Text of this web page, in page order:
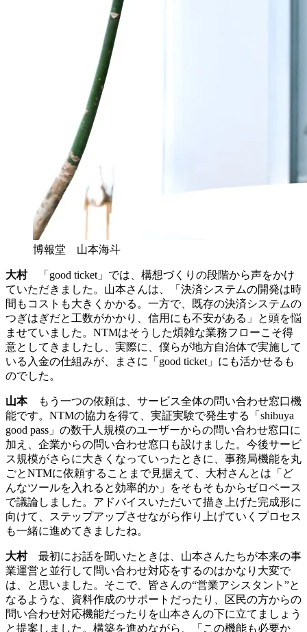
博報堂 山本海斗
大村「good ticket」では、構想づくりの段階から声をかけ
ていただきました。山本さんは、「決済システムの開発は時
間もコストも大きくかかる。一方で、既存の決済システムの
つぎはぎだと工数がかかり、信用にも不安がある」と頭を悩
ませていました。NTMはそうした煩雑な業務フローこそ得
意としてきましたし、実際に、僕らが地方自治体で実施して
いる入金の仕組みが、まさに「good ticket」にも活かせるも
のでした。
山本もう一つの依頼は、サービス全体の問い合わせ窓口機
能です。NTMの協力を得て、実証実験で発生する「shibuya
good pass」の数千人規模のユーザーからの問い合わせ窓口に
加え、企業からの問い合わせ窓口も設けました。今後サービ
ス規模がさらに大きくなっていったときに、事務局機能を丸
ごとNTMに依頼することまで見据えて、大村さんとは「ど
んなツールを入れると効率的か」をそもそもからゼロベース
で議論しました。アドバイスいただいて描き上げた完成形に
向けて、ステップアップさせながら作り上げていくプロセス
も一緒に進めてきましたね。
大村最初にお話を聞いたときは、山本さんたちが本来の事
業運営と並行して問い合わせ対応をするのはかなり大変で
は、と思いました。そこで、皆さんの“営業アシスタント”と
なるような、資料作成のサポートだったり、区民の方からの
問い合わせ対応機能だったりを山本さんの下に立てましょう
と提案しました。構築を進めながら、「この機能も必要か